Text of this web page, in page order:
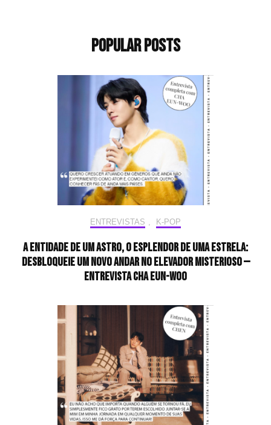
Popular Posts
ENTREVISTAS K-POP
A entidade de um astro, o esplendor de uma estrela:
desbloqueie um novo andar no elevador misterioso —
Entrevista CHA EUN-WOO